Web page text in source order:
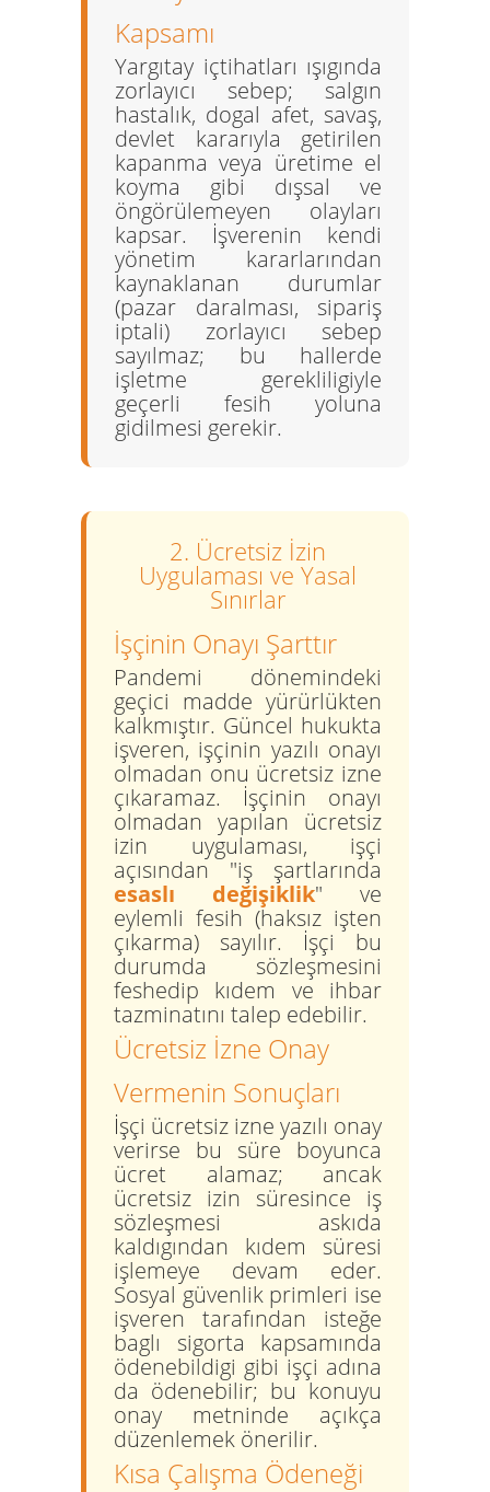
Kapsamı
Yargıtay içtihatları ışıgında
zorlayıcı sebep; salgın
hastalık, dogal afet, savaş,
devlet kararıyla getirilen
kapanma veya üretime el
koyma gibi dışsal ve
öngörülemeyen olayları
kapsar. İşverenin kendi
yönetim kararlarından
kaynaklanan durumlar
(pazar daralması, sipariş
iptali) zorlayıcı sebep
sayılmaz; bu hallerde
işletme gerekliligiyle
geçerli fesih yoluna
gidilmesi gerekir.
2. Ücretsiz İzin
Uygulaması ve Yasal
Sınırlar
İşçinin Onayı Şarttır
Pandemi dönemindeki
geçici madde yürürlükten
kalkmıştır. Güncel hukukta
işveren, işçinin yazılı onayı
olmadan onu ücretsiz izne
çıkaramaz. İşçinin onayı
olmadan yapılan ücretsiz
izin uygulaması, işçi
açısından "iş şartlarında
esaslı değişiklik" ve
eylemli fesih (haksız işten
çıkarma) sayılır. İşçi bu
durumda sözleşmesini
feshedip kıdem ve ihbar
tazminatını talep edebilir.
Ücretsiz İzne Onay
Vermenin Sonuçları
İşçi ücretsiz izne yazılı onay
verirse bu süre boyunca
ücret alamaz; ancak
ücretsiz izin süresince iş
sözleşmesi askıda
kaldıgından kıdem süresi
işlemeye devam eder.
Sosyal güvenlik primleri ise
işveren tarafından isteğe
baglı sigorta kapsamında
ödenebildigi gibi işçi adına
da ödenebilir; bu konuyu
onay metninde açıkça
düzenlemek önerilir.
Kısa Çalışma Ödeneği